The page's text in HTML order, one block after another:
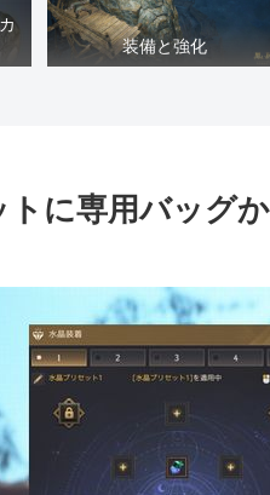
装備と強化
に専用バッグ